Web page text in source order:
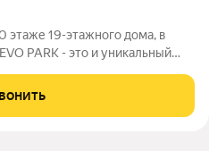
этаже 19-этажного дома, в
PARK - это и уникальный
компании НИКС и застройщика
в